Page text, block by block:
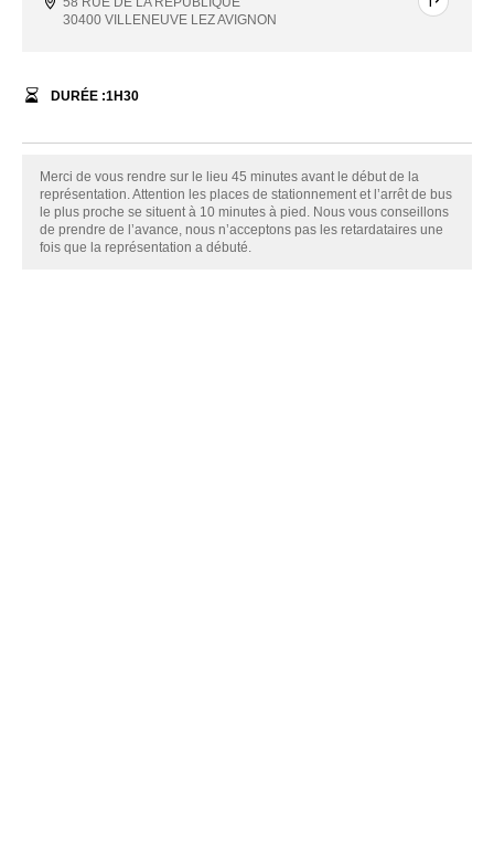
30400 VILLENEUVE LEZ AVIGNON
DURÉE :1H30
Merci de vous rendre sur le lieu 45 minutes avant le début de la
représentation. Attention les places de stationnement et l’arrêt de bus
le plus proche se situent à 10 minutes à pied. Nous vous conseillons
de prendre de l’avance, nous n’acceptons pas les retardataires une
fois que la représentation a débuté.